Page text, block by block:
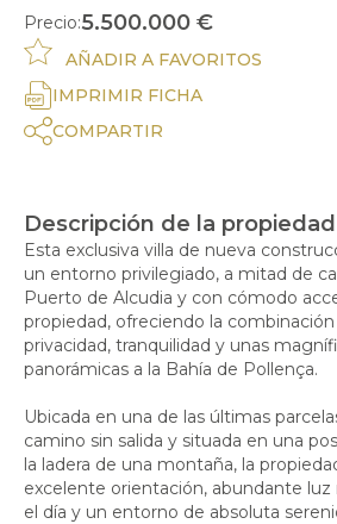
Precio:5.500.000 €
AÑADIR A FAVORITOS
IMPRIMIR FICHA
COMPARTIR
Descripción de la propiedad
Esta exclusiva villa de nueva
un entorno privilegiado, a mitad de
Puerto de Alcudia y con cómodo
propiedad, ofreciendo la
privacidad, tranquilidad y unas
panorámicas a la Bahía de Pollença.
Ubicada en una de las últimas
camino sin salida y situada en una
la ladera de una montaña, la
excelente orientación, abundante
el día y un entorno de absoluta